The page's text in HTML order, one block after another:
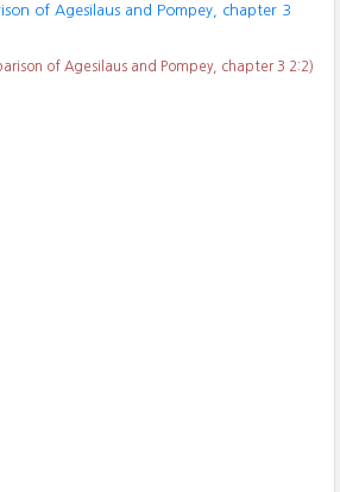
of Agesilaus and Pompey, chapter 3
of Agesilaus and Pompey, chapter 3 2:2)